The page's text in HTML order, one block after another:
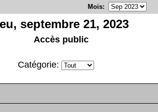
Mois:
septembre 21, 2023
Accès public
Catégorie: